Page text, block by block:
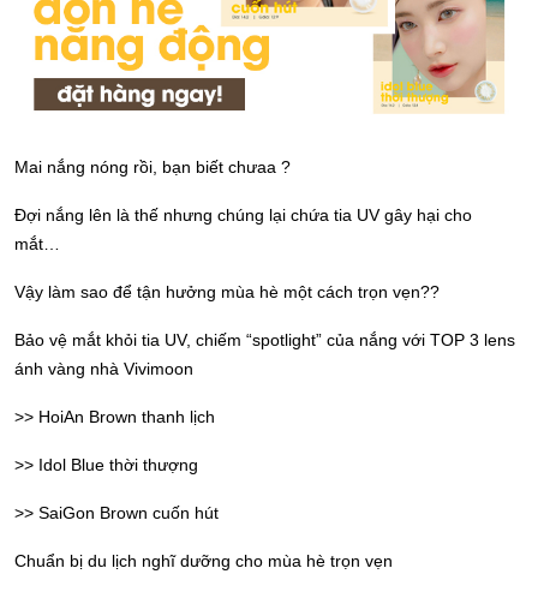
Mai nắng nóng rồi, bạn biết chưaa ?
Đợi nắng lên là thế nhưng chúng lại chứa tia UV gây hại cho
mắt…
Vậy làm sao để tận hưởng mùa hè một cách trọn vẹn??
Bảo vệ mắt khỏi tia UV, chiếm “spotlight” của nắng với TOP 3 lens
ánh vàng nhà Vivimoon
>> HoiAn Brown thanh lịch
>> Idol Blue thời thượng
>> SaiGon Brown cuốn hút
Chuẩn bị du lịch nghĩ dưỡng cho mùa hè trọn vẹn